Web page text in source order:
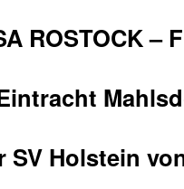
ROSTOCK –
SV Holstein